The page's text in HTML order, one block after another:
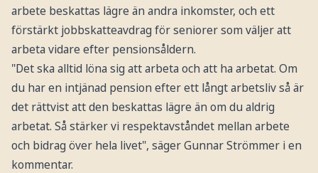
arbete beskattas lägre än andra inkomster, och ett
förstärkt jobbskatteavdrag för seniorer som väljer att
arbeta vidare efter pensionsåldern.
"Det ska alltid löna sig att arbeta och att ha arbetat. Om
du har en intjänad pension efter ett långt arbetsliv så är
det rättvist att den beskattas lägre än om du aldrig
arbetat. Så stärker vi respektavståndet mellan arbete
och bidrag över hela livet", säger Gunnar Strömmer i en
kommentar.